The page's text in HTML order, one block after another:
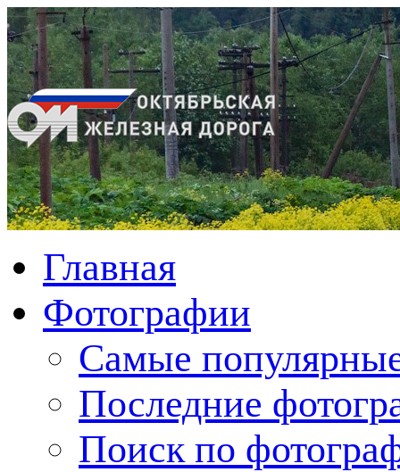
Главная
Фотографии
Cамые
Последние
Поиск по